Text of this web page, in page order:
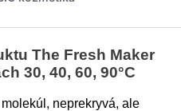
The Fresh Maker
30, 40, 60, 90°C
neprekryvá, ale